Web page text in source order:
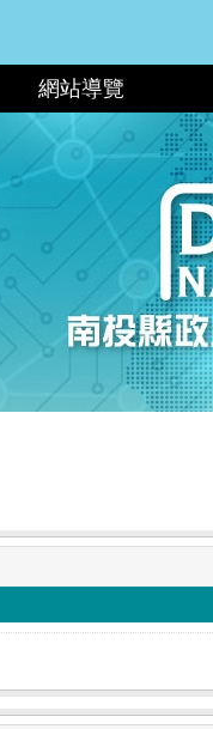
網站導覽